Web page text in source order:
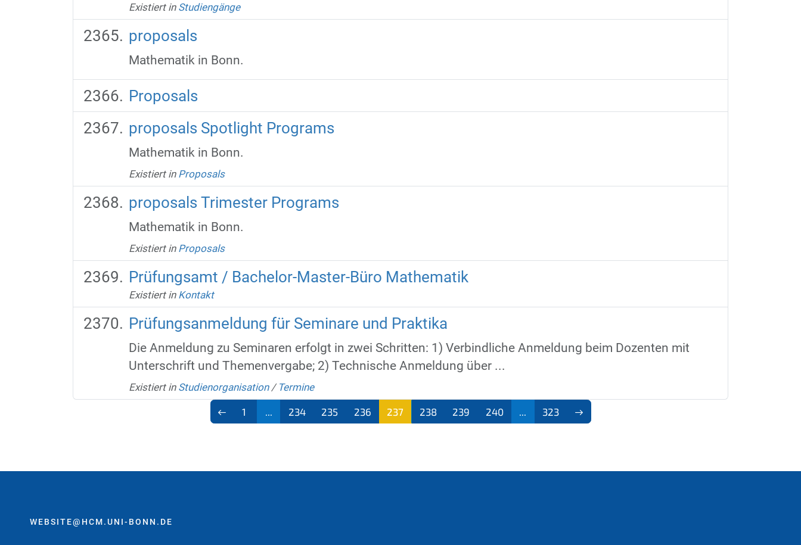
Existiert in Studiengänge
proposals
Mathematik in Bonn.
Proposals
proposals Spotlight Programs
Mathematik in Bonn.
Existiert in Proposals
proposals Trimester Programs
Mathematik in Bonn.
Existiert in Proposals
Prüfungsamt / Bachelor-Master-Büro Mathematik
Existiert in Kontakt
Prüfungsanmeldung für Seminare und Praktika
Die Anmeldung zu Seminaren erfolgt in zwei Schritten: 1) Verbindliche Anmeldung beim Dozenten mit
Unterschrift und Themenvergabe; 2) Technische Anmeldung über ...
Existiert in Studienorganisation / Termine
1 234 235 236
237
238 239 240 323
WEBSITE@HCM.UNI-BONN.DE